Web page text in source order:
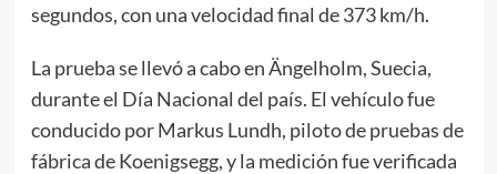
segundos, con una velocidad final de 373 km/h.
La prueba se llevó a cabo en Ängelholm, Suecia,
durante el Día Nacional del país. El vehículo fue
conducido por Markus Lundh, piloto de pruebas de
fábrica de Koenigsegg, y la medición fue verificada